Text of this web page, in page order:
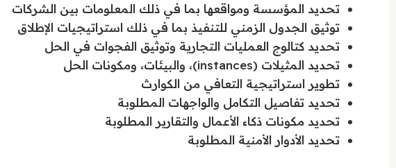
تحديد المؤسسة ومواقعها بما في ذلك المعلومات بين الشركات
توثيق الجدول الزمني للتنفيذ بما في ذلك استراتيجيات الإطلاق
تحديد كتالوج العمليات التجارية وتوثيق الفجوات في الحل
تحديد المثيلات (instances)، والبيئات، ومكونات الحل
تطوير استراتيجية التعافي من الكوارث
تحديد تفاصيل التكامل والواجهات المطلوبة
تحديد مكونات ذكاء الأعمال والتقارير المطلوبة
تحديد الأدوار الأمنية المطلوبة